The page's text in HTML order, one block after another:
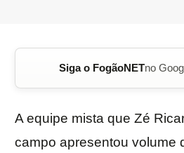
Siga o FogãoNETno
A equipe mista que Zé
campo apresentou volume